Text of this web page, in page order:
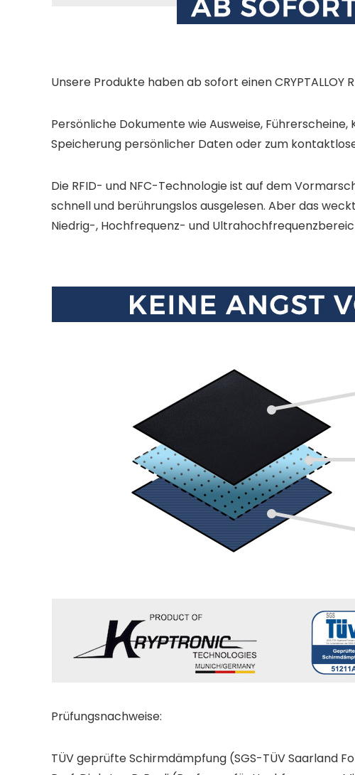
Unsere Produkte haben ab sofort einen
Persönliche Dokumente wie Ausweise,
Speicherung persönlicher Daten oder zum
Die RFID- und NFC-Technologie ist auf dem
schnell und berührungslos ausgelesen. Aber das
Niedrig-, Hochfrequenz- und
Prüfungsnachweise:
TÜV geprüfte Schirmdämpfung (SGS-TÜV Saarland